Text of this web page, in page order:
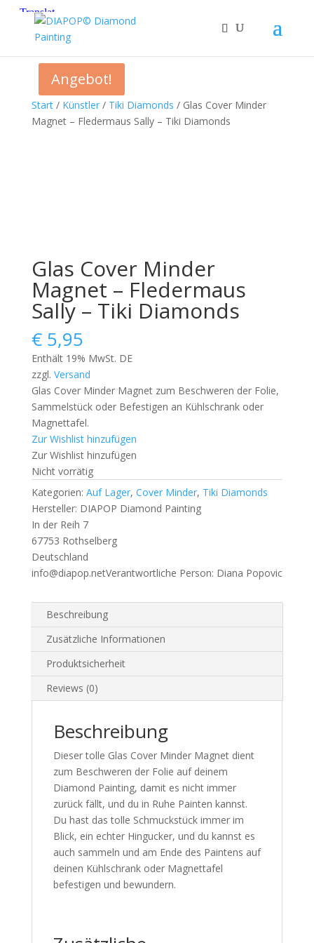
Start/ Künstler/ Tiki Diamonds / Glas Cover Minder
Magnet – Fledermaus Sally – Tiki Diamonds
Glas Cover Minder
Magnet – Fledermaus
Sally – Tiki Diamonds
€5,95
Enthält 19% MwSt. DE
zzgl. Versand
Glas Cover Minder Magnet zum Beschweren der Folie,
Sammelstück oder Befestigen an Kühlschrank oder
Magnettafel.
Zur Wishlist hinzufügen
Zur Wishlist hinzufügen
Nicht vorrätig
Kategorien: Auf Lager, Cover Minder, Tiki Diamonds
Hersteller: DIAPOP Diamond Painting
In der Reih 7
67753 Rothselberg
Deutschland
info@diapop.netVerantwortliche Person: Diana Popovic
Beschreibung
Zusätzliche Informationen
Produktsicherheit
Reviews (0)
Beschreibung
Dieser tolle Glas Cover Minder Magnet dient
zum Beschweren der Folie auf deinem
Diamond Painting, damit es nicht immer
zurück fällt, und du in Ruhe Painten kannst.
Du hast das tolle Schmuckstück immer im
Blick, ein echter Hingucker, und du kannst es
auch sammeln und am Ende des Paintens auf
deinen Kühlschrank oder Magnettafel
befestigen und bewundern.
Angebot!